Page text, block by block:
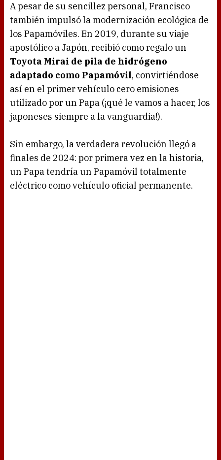
A pesar de su sencillez personal, Francisco
también impulsó la modernización ecológica de
los Papamóviles. En 2019, durante su viaje
apostólico a Japón, recibió como regalo un
Toyota Mirai de pila de hidrógeno
adaptado como Papamóvil, convirtiéndose
así en el primer vehículo cero emisiones
utilizado por un Papa (¡qué le vamos a hacer, los
japoneses siempre a la vanguardia!).
Sin embargo, la verdadera revolución llegó a
finales de 2024: por primera vez en la historia,
un Papa tendría un Papamóvil totalmente
eléctrico como vehículo oficial permanente.